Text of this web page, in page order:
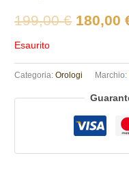
199,00€
199,00
180,00
Esaurito
Categoria:Orologi Marchio: